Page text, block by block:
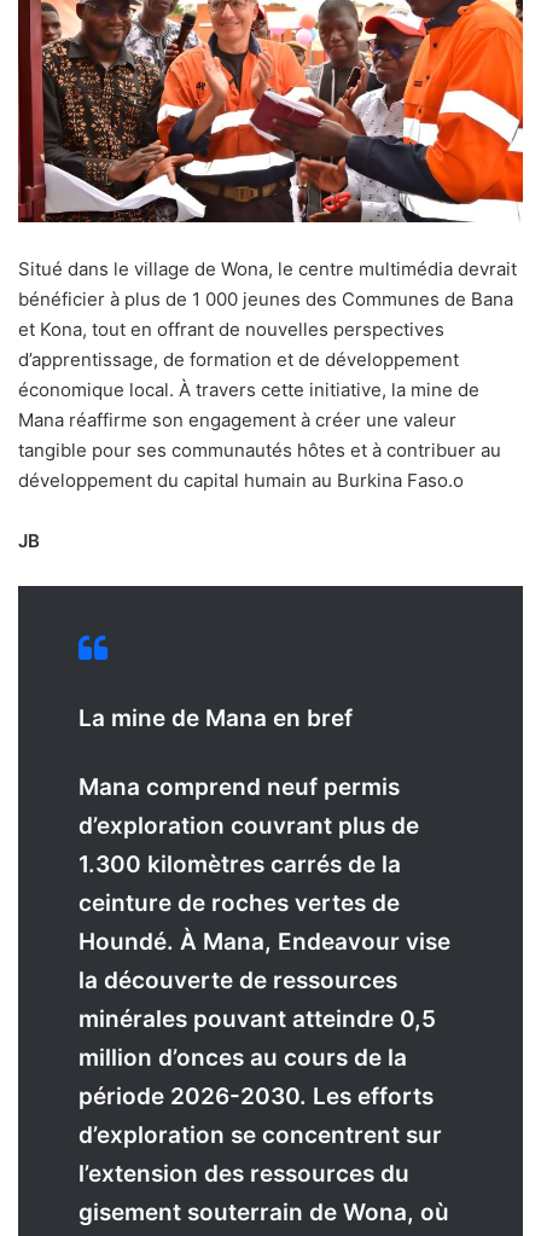
Situé dans le village de Wona, le centre multimédia devrait
bénéficier à plus de 1 000 jeunes des Communes de Bana
et Kona, tout en offrant de nouvelles perspectives
d’apprentissage, de formation et de développement
économique local. À travers cette initiative, la mine de
Mana réaffirme son engagement à créer une valeur
tangible pour ses communautés hôtes et à contribuer au
développement du capital humain au Burkina Faso.o
JB
La mine de Mana en bref
Mana comprend neuf permis
d’exploration couvrant plus de
1.300 kilomètres carrés de la
ceinture de roches vertes de
Houndé. À Mana, Endeavour vise
la découverte de ressources
minérales pouvant atteindre 0,5
million d’onces au cours de la
période 2026-2030. Les efforts
d’exploration se concentrent sur
l’extension des ressources du
gisement souterrain de Wona, où